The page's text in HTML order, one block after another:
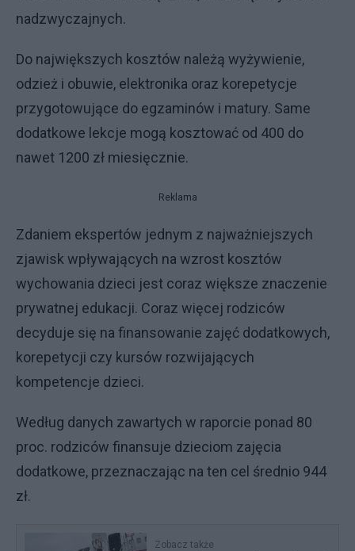
nadzwyczajnych.
Do największych kosztów należą wyżywienie,
odzież i obuwie, elektronika oraz korepetycje
przygotowujące do egzaminów i matury. Same
dodatkowe lekcje mogą kosztować od 400 do
nawet 1200 zł miesięcznie.
Reklama
Zdaniem ekspertów jednym z najważniejszych
zjawisk wpływających na wzrost kosztów
wychowania dzieci jest coraz większe znaczenie
prywatnej edukacji. Coraz więcej rodziców
decyduje się na finansowanie zajęć dodatkowych,
korepetycji czy kursów rozwijających
kompetencje dzieci.
Według danych zawartych w raporcie ponad 80
proc. rodziców finansuje dzieciom zajęcia
dodatkowe, przeznaczając na ten cel średnio 944
zł.
Zobacz także